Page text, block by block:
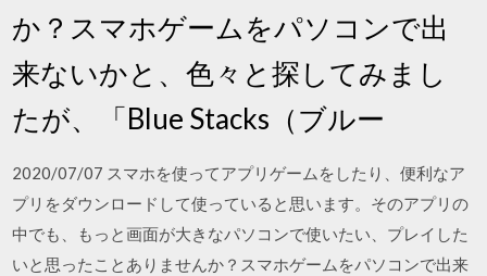
か？スマホゲームをパソコンで出
来ないかと、色々と探してみまし
たが、「Blue Stacks（ブルー
2020/07/07 スマホを使ってアプリゲームをしたり、便利なア
プリをダウンロードして使っていると思います。そのアプリの
中でも、もっと画面が大きなパソコンで使いたい、プレイした
いと思ったことありませんか？スマホゲームをパソコンで出来